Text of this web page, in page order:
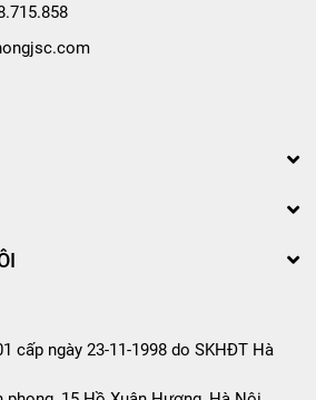
cấp ngày 23-11-1998 do SKHĐT Hà